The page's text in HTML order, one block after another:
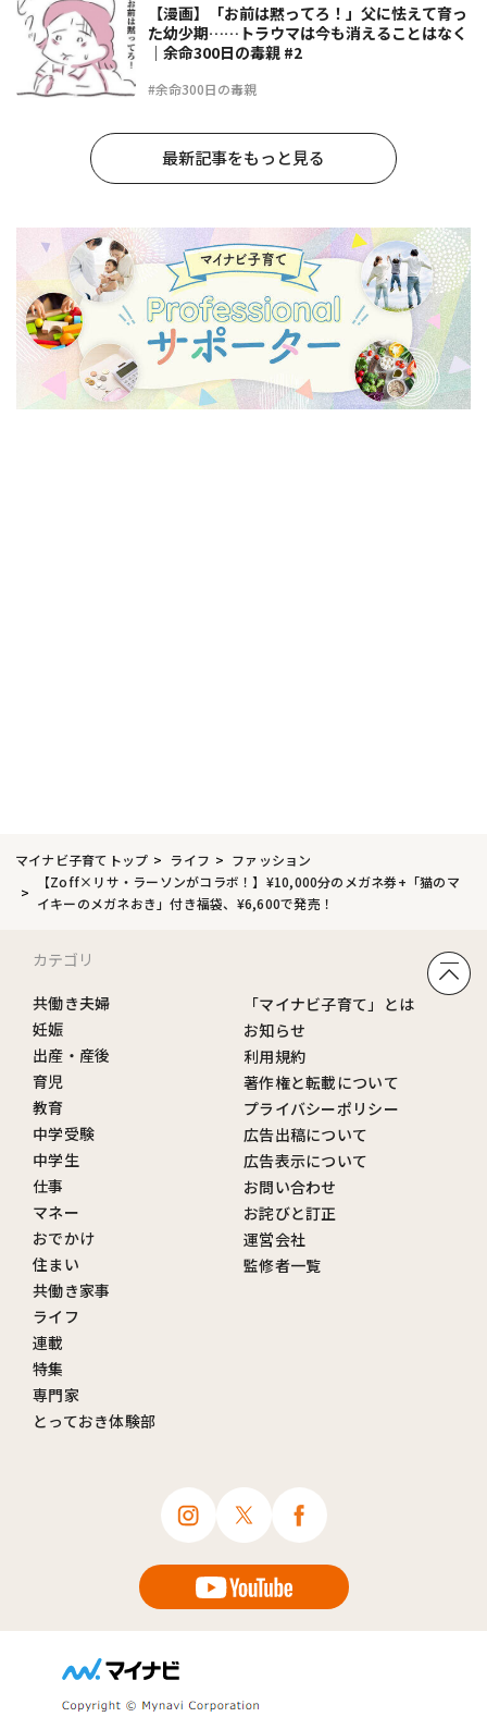
#余命300日の毒親
【漫画】「お前は黙ってろ！」父に怯えて育っ
た幼少期……トラウマは今も消えることはなく
｜余命300日の毒親 #2
最新記事をもっと見る
マイナビ子育てトップ ライフ
ファッション
【Zoff×リサ・ラーソンがコラボ！】¥10,000分のメガネ券+「猫のマ
イキーのメガネおき」付き福袋、¥6,600で発売！
カテゴリ
共働き夫婦
妊娠
出産・産後
育児
教育
中学受験
中学生
仕事
マネー
おでかけ
住まい
共働き家事
ライフ
連載
特集
専門家
とっておき体験部
「マイナビ子育て」とは
お知らせ
利用規約
著作権と転載について
プライバシーポリシー
広告出稿について
広告表示について
お問い合わせ
お詫びと訂正
運営会社
監修者一覧